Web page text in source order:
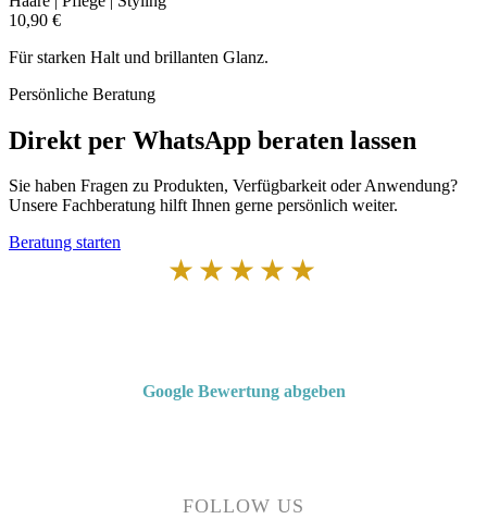
10,90 €
Für starken Halt und brillanten Glanz.
Persönliche Beratung
Direkt per WhatsApp beraten lassen
Sie haben Fragen zu Produkten, Verfügbarkeit oder Anwendung?
Unsere Fachberatung hilft Ihnen gerne persönlich weiter.
Beratung starten
★★★★★
Google Bewertung abgeben
FOLLOW US